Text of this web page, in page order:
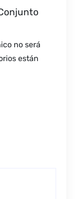
no será
están